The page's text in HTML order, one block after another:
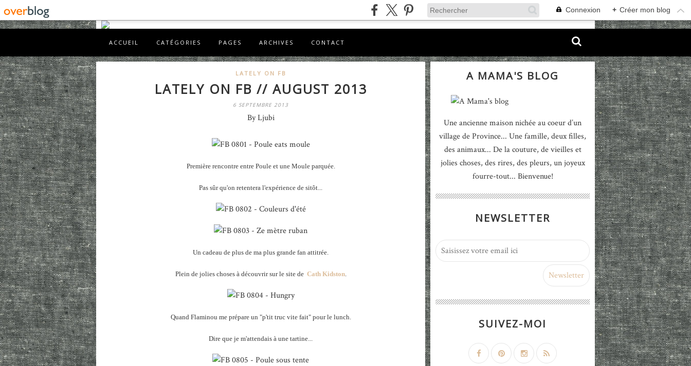
Connexion + Créer mon blog
ACCUEIL CATÉGORIES PAGES ARCHIVES CONTACT
LATELY ON FB
LATELY ON FB // AUGUST 2013
6 SEPTEMBRE 2013
By Ljubi
Première rencontre entre Poule et une Moule parquée.
Pas sûr qu'on retentera l'expérience de sitôt...
Un cadeau de plus de ma plus grande fan attitrée.
Plein de jolies choses à découvrir sur le site de Cath Kidston.
Quand Flaminou me prépare un "p'tit truc vite fait" pour le lunch.
Dire que je m'attendais à une tartine...
A MAMA'S BLOG
Une ancienne maison nichée au coeur d’un
village de Province... Une famille, deux filles,
des animaux... De la couture, de vieilles et
jolies choses, des rires, des pleurs, un joyeux
fourre-tout... Bienvenue!
NEWSLETTER
SUIVEZ-MOI